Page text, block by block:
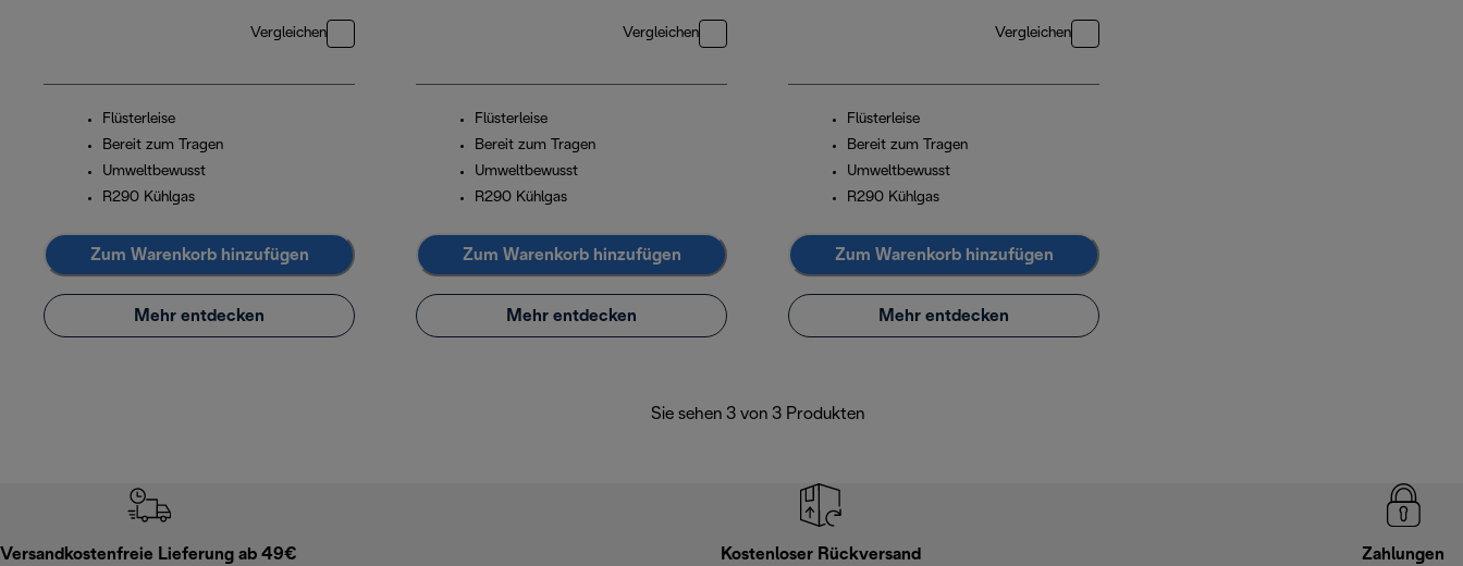
Vergleichen
Flüsterleise
Bereit zum Tragen
Umweltbewusst
R290 Kühlgas
Zum Warenkorb hinzufügen
Mehr entdecken
Vergleichen
Flüsterleise
Bereit zum Tragen
Umweltbewusst
R290 Kühlgas
Zum Warenkorb hinzufügen
Mehr entdecken
Vergleichen
Flüsterleise
Bereit zum Tragen
Umweltbewusst
R290 Kühlgas
Zum Warenkorb hinzufügen
Mehr entdecken
Sie sehen 3 von 3 Produkten
Versandkostenfreie Lieferung ab 49€ Kostenloser Rückversand Zahlungen